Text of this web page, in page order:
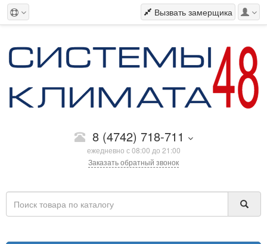
Вызвать замерщика
8 (4742) 718-711
ежедневно с 08:00 до 21:00
Заказать обратный звонок